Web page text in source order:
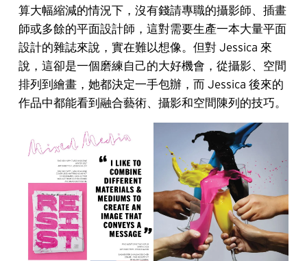
算大幅縮減的情況下，沒有錢請專職的攝影師、插畫
師或多餘的平面設計師，這對需要生產一本大量平面
設計的雜誌來說，實在難以想像。但對 Jessica 來
說，這卻是一個磨練自己的大好機會，從攝影、空間
排列到繪畫，她都決定一手包辦，而 Jessica 後來的
作品中都能看到融合藝術、攝影和空間陳列的技巧。